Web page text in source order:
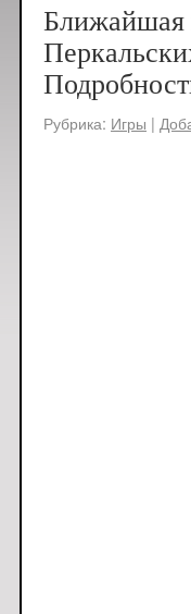
Ближайшая
Рубрика: Игры |